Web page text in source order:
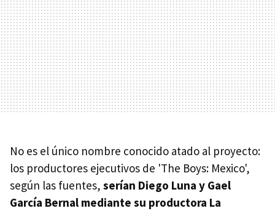
No es el único nombre conocido atado al proyecto:
los productores ejecutivos de 'The Boys: Mexico',
según las fuentes, serían Diego Luna y Gael
García Bernal mediante su productora La